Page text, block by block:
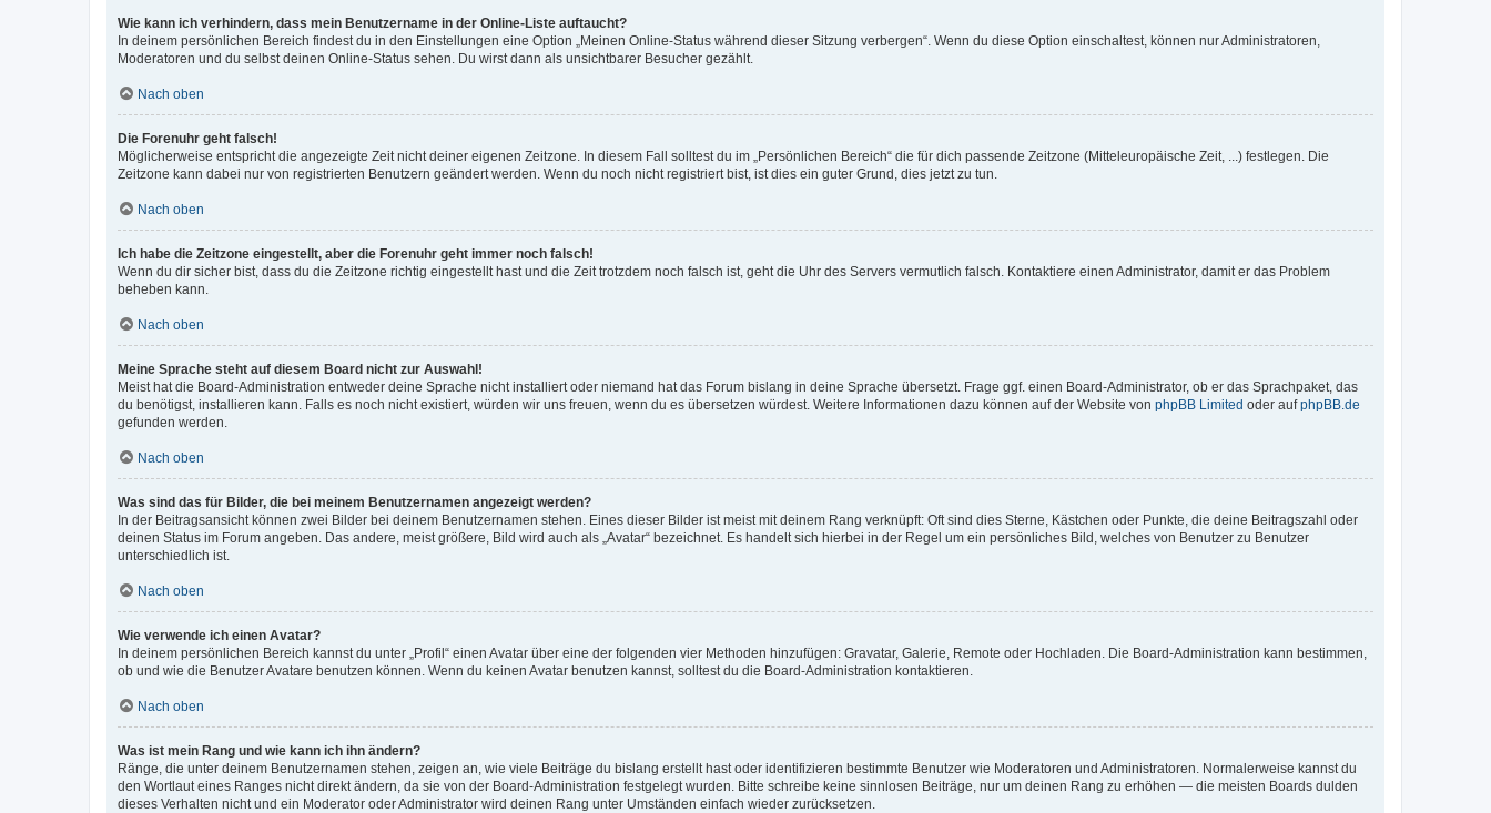
Wie kann ich verhindern, dass mein Benutzername in der Online-Liste auftaucht?
In deinem persönlichen Bereich findest du in den Einstellungen eine Option „Meinen Online-Status während dieser Sitzung verbergen“. Wenn du diese Option einschaltest, können nur Administratoren,
Moderatoren und du selbst deinen Online-Status sehen. Du wirst dann als unsichtbarer Besucher gezählt.
Nach oben
Die Forenuhr geht falsch!
Möglicherweise entspricht die angezeigte Zeit nicht deiner eigenen Zeitzone. In diesem Fall solltest du im „Persönlichen Bereich“ die für dich passende Zeitzone (Mitteleuropäische Zeit, ...) festlegen. Die
Zeitzone kann dabei nur von registrierten Benutzern geändert werden. Wenn du noch nicht registriert bist, ist dies ein guter Grund, dies jetzt zu tun.
Nach oben
Ich habe die Zeitzone eingestellt, aber die Forenuhr geht immer noch falsch!
Wenn du dir sicher bist, dass du die Zeitzone richtig eingestellt hast und die Zeit trotzdem noch falsch ist, geht die Uhr des Servers vermutlich falsch. Kontaktiere einen Administrator, damit er das Problem
beheben kann.
Nach oben
Meine Sprache steht auf diesem Board nicht zur Auswahl!
Meist hat die Board-Administration entweder deine Sprache nicht installiert oder niemand hat das Forum bislang in deine Sprache übersetzt. Frage ggf. einen Board-Administrator, ob er das Sprachpaket, das
du benötigst, installieren kann. Falls es noch nicht existiert, würden wir uns freuen, wenn du es übersetzen würdest. Weitere Informationen dazu können auf der Website von phpBB Limited oder aufphpBB.de
gefunden werden.
Nach oben
Was sind das für Bilder, die bei meinem Benutzernamen angezeigt werden?
In der Beitragsansicht können zwei Bilder bei deinem Benutzernamen stehen. Eines dieser Bilder ist meist mit deinem Rang verknüpft: Oft sind dies Sterne, Kästchen oder Punkte, die deine Beitragszahl oder
deinen Status im Forum angeben. Das andere, meist größere, Bild wird auch als „Avatar“ bezeichnet. Es handelt sich hierbei in der Regel um ein persönliches Bild, welches von Benutzer zu Benutzer
unterschiedlich ist.
Nach oben
Wie verwende ich einen Avatar?
In deinem persönlichen Bereich kannst du unter „Profil“ einen Avatar über eine der folgenden vier Methoden hinzufügen: Gravatar, Galerie, Remote oder Hochladen. Die Board-Administration kann bestimmen,
ob und wie die Benutzer Avatare benutzen können. Wenn du keinen Avatar benutzen kannst, solltest du die Board-Administration kontaktieren.
Nach oben
Was ist mein Rang und wie kann ich ihn ändern?
Ränge, die unter deinem Benutzernamen stehen, zeigen an, wie viele Beiträge du bislang erstellt hast oder identifizieren bestimmte Benutzer wie Moderatoren und Administratoren. Normalerweise kannst du
den Wortlaut eines Ranges nicht direkt ändern, da sie von der Board-Administration festgelegt wurden. Bitte schreibe keine sinnlosen Beiträge, nur um deinen Rang zu erhöhen — die meisten Boards dulden
dieses Verhalten nicht und ein Moderator oder Administrator wird deinen Rang unter Umständen einfach wieder zurücksetzen.